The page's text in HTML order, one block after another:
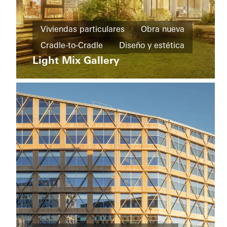
Ventilación
Protección
solar
Seguridad
Automatización
Germany
Oficinas y
administración
Obra
nueva
Descarbonización
to-
Cradle
Economía
circular
Puertas
Fachadas
Protección
solar
Protección
PULSE
Berlin
Viviendas particulares
Obra nueva
Cradle-to-Cradle
Diseño y estética
Ventanas
Puertas
Puertas correderas
China
Light Mix Gallery
Barrios